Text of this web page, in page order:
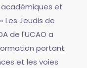
et
Les Jeudis de
de l'UCAO a
portant
et les voies